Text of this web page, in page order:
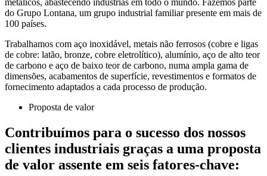
do Grupo Lontana, um grupo industrial familiar presente em mais de
100 países.
Trabalhamos com aço inoxidável, metais não ferrosos (cobre e ligas
de cobre: latão, bronze, cobre eletrolítico), alumínio, aço de alto teor
de carbono e aço de baixo teor de carbono, numa ampla gama de
dimensões, acabamentos de superfície, revestimentos e formatos de
fornecimento adaptados a cada processo de produção.
Proposta de valor
Contribuímos para o sucesso dos nossos
clientes industriais graças a uma proposta
de valor assente em seis fatores-chave: